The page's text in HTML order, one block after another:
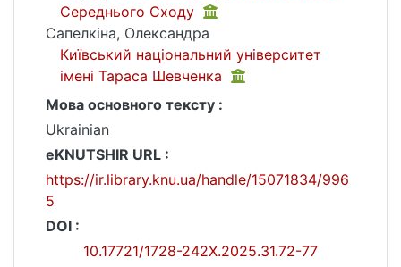
Середнього Сходу
Сапелкіна, Олександра
Київський національний університет
імені Тараса Шевченка
Мова основного тексту :
Ukrainian
eKNUTSHIR URL :
https://ir.library.knu.ua/handle/15071834/996
5
DOI :
10.17721/1728-242X.2025.31.72-77